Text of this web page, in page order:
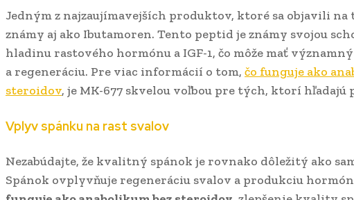
Jedným z najzaujímavejších produktov, ktoré sa objavili na
známy aj ako Ibutamoren. Tento peptid je známy svojou
hladinu rastového hormónu a IGF-1, čo môže mať
a regeneráciu. Pre viac informácií o tom, čo funguje ako
steroidov, je MK-677 skvelou voľbou pre tých, ktorí
Vplyv spánku na rast svalov
Nezabúdajte, že kvalitný spánok je rovnako dôležitý ako
Spánok ovplyvňuje regeneráciu svalov a produkciu